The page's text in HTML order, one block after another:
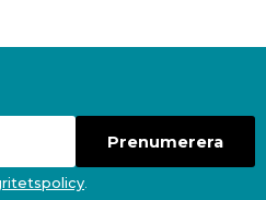
Prenumerera
.